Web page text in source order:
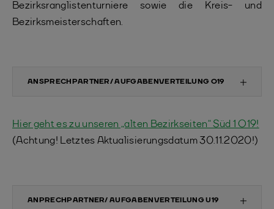
Bezirksranglistenturniere sowie die Kreis- und
Bezirksmeisterschaften.
ANSPRECHPARTNER/ AUFGABENVERTEILUNG O19
Hier geht es zu unseren „alten Bezirkseiten“ Süd 1 O19!
(Achtung! Letztes Aktualisierungsdatum 30.11.2020!)
ANPRECHPARTNER/ AUFGABENVERTEILUNG U19